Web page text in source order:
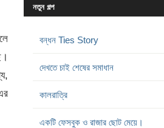
নতুন গল্প
বন্ধন Ties Story
দেখতে চাই শেষের সমাধান
কালরাত্রি
একটি ফেসবুক ও রাজার ছোট মেয়ে।